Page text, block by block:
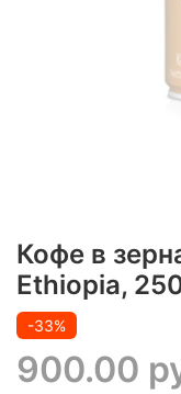
Кофе в
Ethiopia,
-33%
900.00